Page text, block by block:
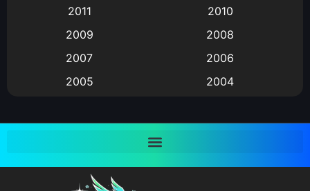
Big tits (นมใหญ่)
Bitch (ผู้หญิงร่าน)
Bondage (ทาส)(1)
2011
2010
2009
2008
2007
2006
2005
2004
1997